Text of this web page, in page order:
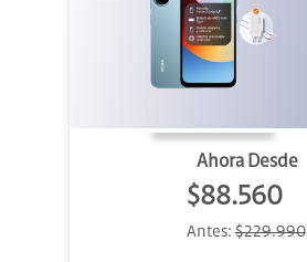
Ahora Desde
$88.560
Antes:$229.990